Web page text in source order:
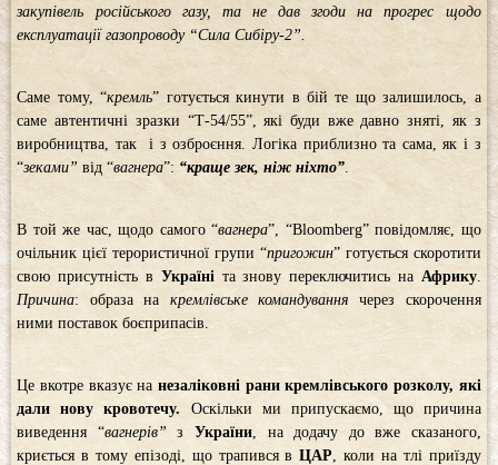
закупівель російського газу, та не дав згоди на прогрес щодо
експлуатації газопроводу “Сила Сибіру-2”.
Саме тому, “кремль” готується кинути в бій те що залишилось, а
саме автентичні зразки “Т-54/55”, які буди вже давно зняті, як з
виробництва, так і з озброєння. Логіка приблизно та сама, як і з
“зеками” від “вагнера”: “краще зек, ніж ніхто”
В той же час, щодо самого “вагнера”, “Bloomberg” повідомляє, що
очільник цієї терористичної групи “пригожин” готується скоротити
свою присутність в Україні та знову переключитись на Африку.
Причина: образа на кремлівське командування через скорочення
ними поставок боєприпасів.
Це вкотре вказує на незаліковні рани кремлівського розколу, які
дали нову кровотечу. Оскільки ми припускаємо, що причина
виведення “вагнерів” з України , на додачу до вже сказаного,
криється в тому епізоді, що трапився вЦАР , коли на тлі приїзду